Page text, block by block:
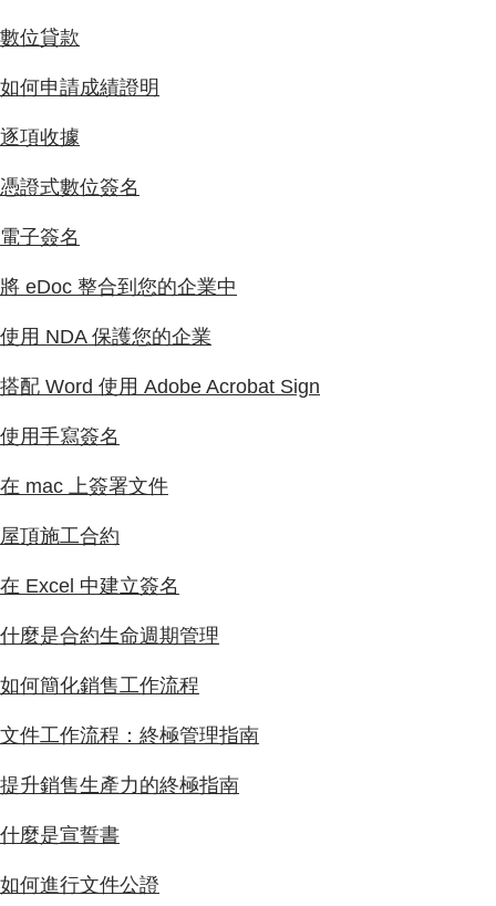
數位貸款
如何申請成績證明
逐項收據
憑證式數位簽名
電子簽名
將 eDoc 整合到您的企業中
使用 NDA 保護您的企業
搭配 Word 使用 Adobe Acrobat Sign
使用手寫簽名
在 mac 上簽署文件
屋頂施工合約
在 Excel 中建立簽名
什麼是合約生命週期管理
如何簡化銷售工作流程
文件工作流程：終極管理指南
提升銷售生產力的終極指南
什麼是宣誓書
如何進行文件公證